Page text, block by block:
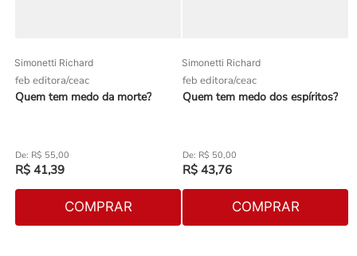
Simonetti Richard
feb editora/ceac
Quem tem medo da morte?
R$ 55,00
R$ 41,39
COMPRAR
Simonetti Richard
feb editora/ceac
Quem tem medo dos espíritos?
R$ 50,00
R$ 43,76
COMPRAR